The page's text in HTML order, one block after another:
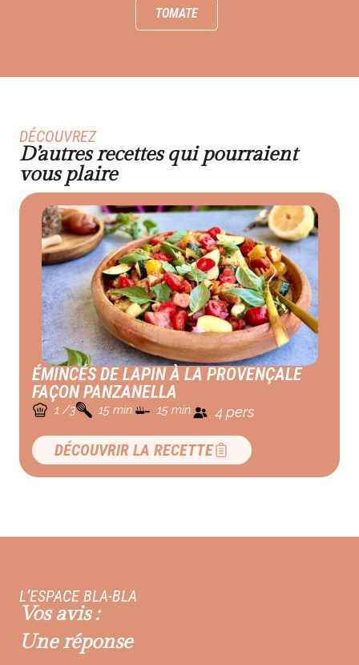
TOMATE
DÉCOUVREZ
D’autres recettes qui pourraient
vous plaire
ÉMINCÉS DE LAPIN À LA PROVENÇALE
FAÇON PANZANELLA
1 /3 15 min. 15 min. 4 pers
DÉCOUVRIR LA RECETTE
L’ESPACE BLA-BLA
Vos avis :
Une réponse